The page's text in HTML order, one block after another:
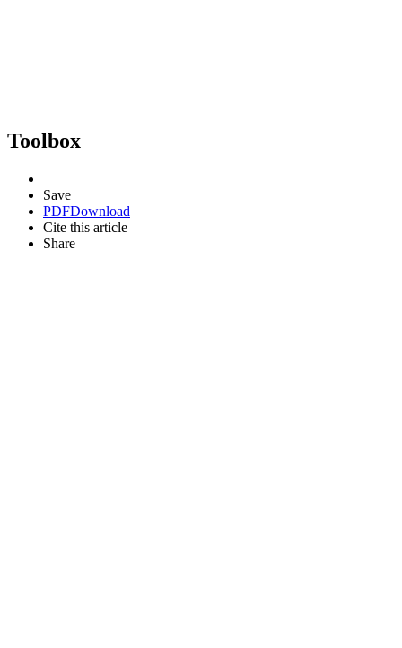
Toolbox
Save
PDFDownload
Cite this article
Share